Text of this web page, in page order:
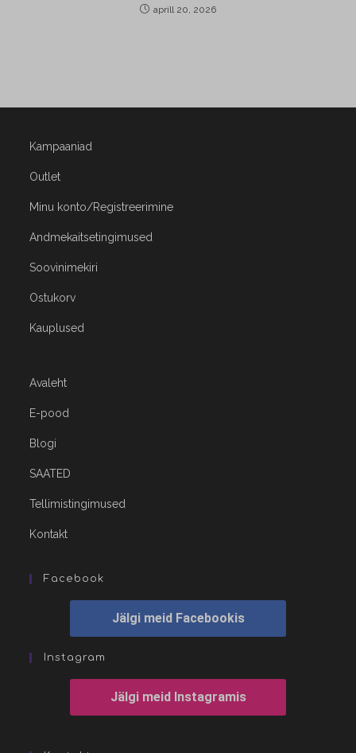
aprill 20, 2026
Kampaaniad
Outlet
Minu konto/Registreerimine
Andmekaitsetingimused
Soovinimekiri
Ostukorv
Kauplused
Avaleht
E-pood
Blogi
SAATED
Tellimistingimused
Kontakt
Facebook
Jälgi meid Facebookis
Instagram
Jälgi meid Instagramis